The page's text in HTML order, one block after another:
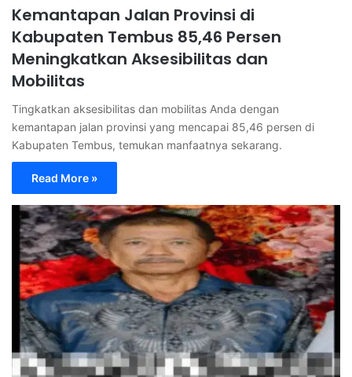
Kemantapan Jalan Provinsi di
Kabupaten Tembus 85,46 Persen
Meningkatkan Aksesibilitas dan
Mobilitas
Tingkatkan aksesibilitas dan mobilitas Anda dengan
kemantapan jalan provinsi yang mencapai 85,46 persen di
Kabupaten Tembus, temukan manfaatnya sekarang.
Read More »